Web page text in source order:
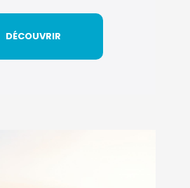
DÉCOUVRIR